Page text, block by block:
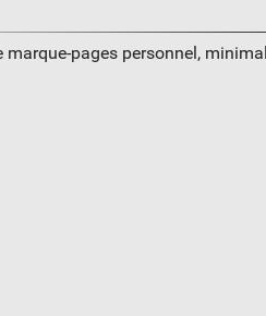
marque-pages personnel,